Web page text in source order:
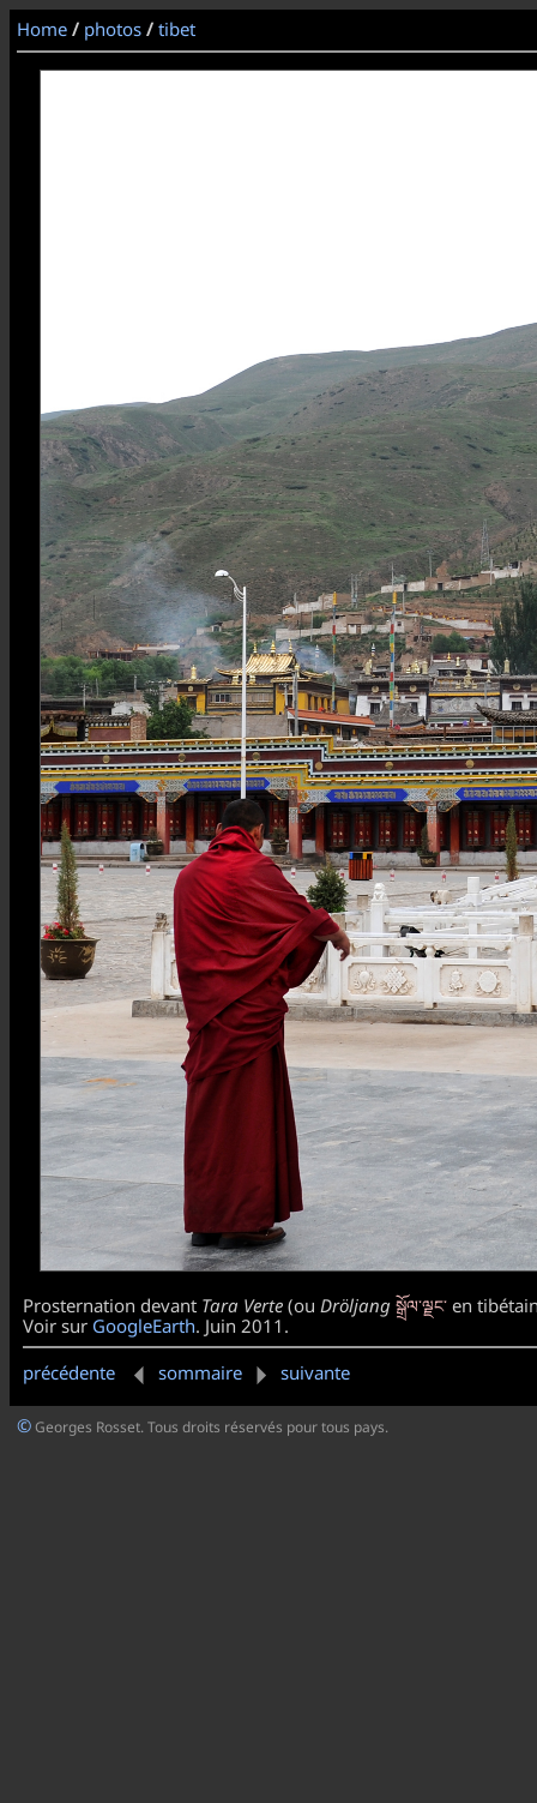
Home / photos / tibet
Prosternation devant Tara Verte (ou Dröljang སྒྲོལ་ལྗང༌ en
Voir sur GoogleEarth. Juin 2011.
précédente
sommaire suivante
©Georges Rosset. Tous droits réservés pour tous pays.